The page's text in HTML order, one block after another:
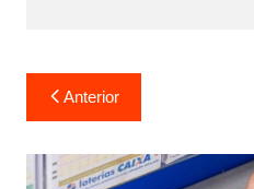
Navegação
de
Post
Anterior